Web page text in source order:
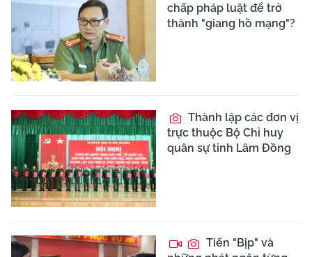
chấp pháp luật để trở
thành "giang hồ mạng"?
Thành lập các đơn vị
trực thuộc Bộ Chỉ huy
quân sự tỉnh Lâm Đồng
Tiến "Bịp" và